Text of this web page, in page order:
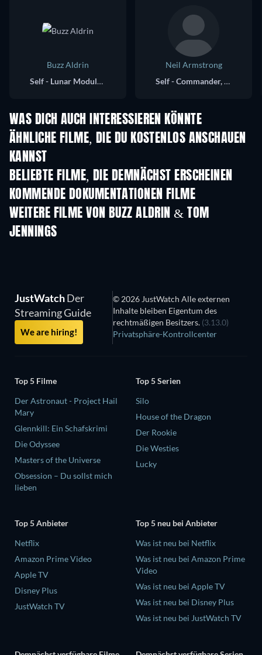
Buzz Aldrin
Self - Lunar Module Pilot, Apollo 11 (archive footage)
Neil Armstrong
Self - Commander, Apollo 11 (archive footage)
WAS DICH AUCH INTERESSIEREN KÖNNTE
ÄHNLICHE FILME, DIE DU KOSTENLOS ANSCHAUEN
KANNST
BELIEBTE FILME, DIE DEMNÄCHST ERSCHEINEN
KOMMENDE DOKUMENTATIONEN FILME
Jean-Paul Goude : le
voleur de couleurs
WEITERE FILME VON BUZZ ALDRIN & TOM
JENNINGS
JustWatchDer
Streaming Guide
We are hiring!
© 2026 JustWatch Alle externen
Inhalte bleiben Eigentum des
rechtmäßigen Besitzers. (3.13.0)
Privatsphäre-Kontrollcenter
Top 5 Filme
Der Astronaut - Project Hail
Mary
Glennkill: Ein Schafskrimi
Die Odyssee
Masters of the Universe
Obsession – Du sollst mich
lieben
Top 5 Serien
Silo
House of the Dragon
Der Rookie
Die Westies
Lucky
Top 5 Anbieter
Netflix
Amazon Prime Video
Apple TV
Disney Plus
JustWatch TV
Top 5 neu bei Anbieter
Was ist neu bei Netflix
Was ist neu bei Amazon Prime
Video
Was ist neu bei Apple TV
Was ist neu bei Disney Plus
Was ist neu bei JustWatch TV